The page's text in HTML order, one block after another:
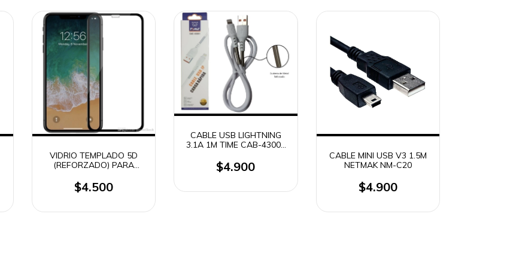
VIDRIO TEMPLADO 5D
(REFORZADO) PARA
CELULARES
$4.500
CABLE USB LIGHTNING
3.1A 1M TIME CAB-43004
$4.900
CABLE MINI USB V3 1.5M
NETMAK NM-C20
$4.900